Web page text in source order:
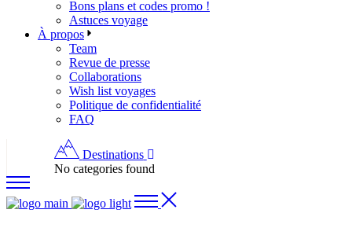
Bons plans et codes promo !
Astuces voyage
À propos
Team
Revue de presse
Collaborations
Wish list voyages
Politique de confidentialité
FAQ
Destinations
No categories found